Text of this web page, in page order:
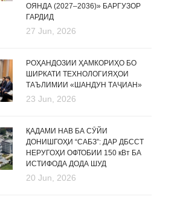
ОЯНДА (2027–2036)» БАРГУЗОР
ГАРДИД
27 Jun, 2026
РОҲАНДОЗИИ ҲАМКОРИҲО БО
ШИРКАТИ ТЕХНОЛОГИЯҲОИ
ТАЪЛИМИИ «ШАНДУН ТАҶИАН»
23 Jun, 2026
ҚАДАМИ НАВ БА СӮЙИ
ДОНИШГОҲИ “САБЗ”: ДАР ДБССТ
НЕРУГОҲИ ОФТОБИИ 150 кВт БА
ИСТИФОДА ДОДА ШУД
20 Jun, 2026